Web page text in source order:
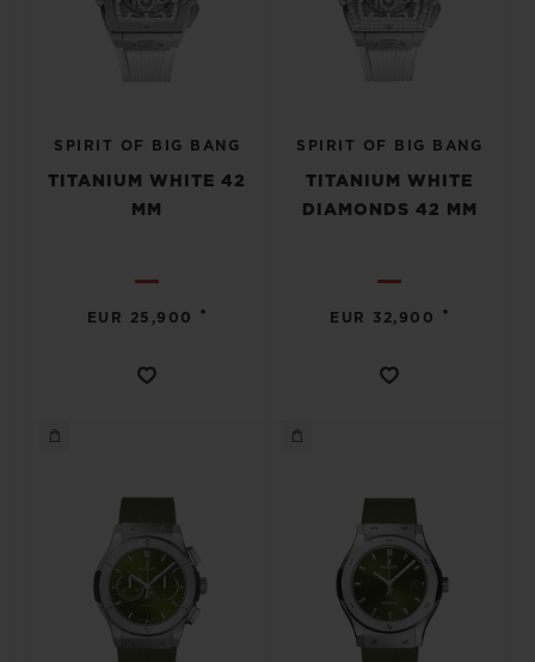
SPIRIT OF BIG BANG
TITANIUM WHITE 42
MM
EUR 25,900 •
SPIRIT OF BIG BANG
TITANIUM WHITE
DIAMONDS 42 MM
EUR 32,900 •